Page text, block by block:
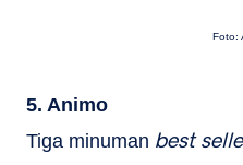
Foto:
5. Animo
Tiga minuman best